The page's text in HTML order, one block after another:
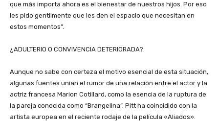
que más importa ahora es el bienestar de nuestros hijos. Por eso
les pido gentilmente que les den el espacio que necesitan en
estos momentos”.
¿ADULTERIO O CONVIVENCIA DETERIORADA?.
Aunque no sabe con certeza el motivo esencial de esta situación,
algunas fuentes unían el rumor de una relación entre el actor y la
actriz francesa Marion Cotillard, como la esencia de la ruptura de
la pareja conocida como “Brangelina”. Pitt ha coincidido con la
artista europea en el reciente rodaje de la película «Aliados».